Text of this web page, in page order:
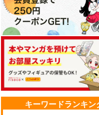
キーワードランキ